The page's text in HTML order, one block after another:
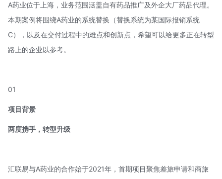
A药业位于上海，业务范围涵盖自有药品推广及外企大厂药品代理。
本期案例将围绕A药业的系统替换（替换系统为某国际报销系统
C），以及在交付过程中的难点和创新点，希望可以给更多正在转型
路上的企业以参考。
01
项目背景
两度携手，转型升级
汇联易与A药业的合作始于2021年，首期项目聚焦差旅申请和商旅